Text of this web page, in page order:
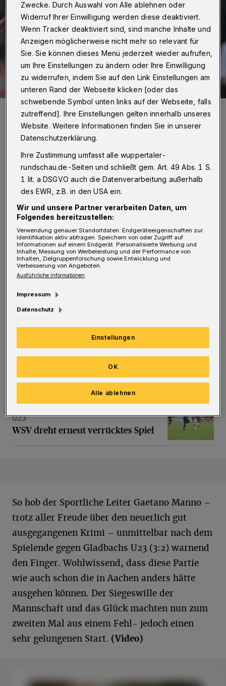
Der Jubel nach dem Ausgleich.
Von Jörn Koldehoff
S chließlich war der Kader in der
Sommerpause noch einmal kräftig
durcheinandergewirbelt worden, inklusive des
Abgangs von Torjäger Serhat-Semih Güler
zum Zweitligisten Hansa Rostock und von
Wettkampfbedingungen in den ganz konkreten
Abläufen noch weiterhin finden. Fünf
Offensivtore liegen im Plan, zwei Gegentreffer
in Unterzahl eher nicht.
U23
WSV dreht erneut verrücktes Spiel
So hob der Sportliche Leiter Gaetano Manno –
trotz aller Freude über den neuerlich gut
ausgegangenen Krimi – unmittelbar nach dem
Spielende gegen Gladbachs U23 (3:2) warnend
den Finger. Wohlwissend, dass diese Partie
wie auch schon die in Aachen anders hätte
ausgehen können. Der Siegeswille der
Mannschaft und das Glück machten nun zum
zweiten Mal aus einem Fehl- jedoch einen
sehr gelungenen Start. (Video)
Zwecke. Durch Auswahl von Alle ablehnen oder
Widerruf Ihrer Einwilligung werden diese deaktiviert.
Wenn Tracker deaktiviert sind, sind manche Inhalte und
Anzeigen möglicherweise nicht mehr so relevant für
Sie. Sie können dieses Menü jederzeit wieder aufrufen,
um Ihre Einstellungen zu ändern oder Ihre Einwilligung
zu widerrufen, indem Sie auf den Link Einstellungen am
unteren Rand der Webseite klicken [oder das
schwebende Symbol unten links auf der Webseite, falls
zutreffend]. Ihre Einstellungen gelten innerhalb unseres
Website. Weitere Informationen finden Sie in unserer
Datenschutzerklärung.
Ihre Zustimmung umfasst alle wuppertaler-
rundschau.de-Seiten und schließt gem. Art. 49 Abs. 1 S.
1 lit. a DSGVO auch die Datenverarbeitung außerhalb
des EWR, z.B. in den USA ein.
Wir und unsere Partner verarbeiten Daten, um
Folgendes bereitzustellen:
Verwendung genauer Standortdaten. Endgeräteeigenschaften zur
Identifikation aktiv abfragen. Speichern von oder Zugriff auf
Informationen auf einem Endgerät. Personalisierte Werbung und
Inhalte, Messung von Werbeleistung und der Performance von
Inhalten, Zielgruppenforschung sowie Entwicklung und
Verbesserung von Angeboten.
Ausführliche Informationen
Impressum
Datenschutz
Einstellungen
Alle ablehnen
OK